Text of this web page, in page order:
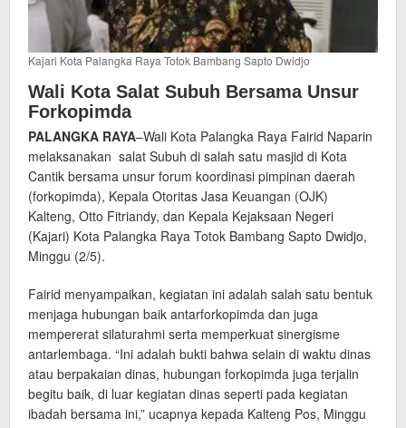
Kajari Kota Palangka Raya Totok Bambang Sapto Dwidjo
Wali Kota Salat Subuh Bersama Unsur
Forkopimda
PALANGKA RAYA–Wali Kota Palangka Raya Fairid Naparin
melaksanakan salat Subuh di salah satu masjid di Kota
Cantik bersama unsur forum koordinasi pimpinan daerah
(forkopimda), Kepala Otoritas Jasa Keuangan (OJK)
Kalteng, Otto Fitriandy, dan Kepala Kejaksaan Negeri
(Kajari) Kota Palangka Raya Totok Bambang Sapto Dwidjo,
Minggu (2/5).
Fairid menyampaikan, kegiatan ini adalah salah satu bentuk
menjaga hubungan baik antarforkopimda dan juga
mempererat silaturahmi serta memperkuat sinergisme
antarlembaga. “Ini adalah bukti bahwa selain di waktu dinas
atau berpakaian dinas, hubungan forkopimda juga terjalin
begitu baik, di luar kegiatan dinas seperti pada kegiatan
ibadah bersama ini,” ucapnya kepada Kalteng Pos, Minggu